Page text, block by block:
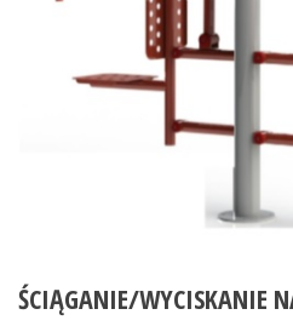
ŚCIĄGANIE/WYCISKANIE